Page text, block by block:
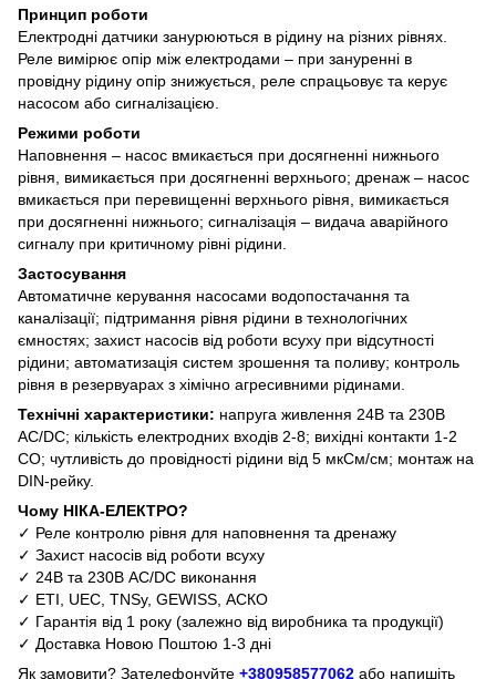
Принцип роботи
Електродні датчики занурюються в рідину на різних рівнях.
Реле вимірює опір між електродами – при зануренні в
провідну рідину опір знижується, реле спрацьовує та керує
насосом або сигналізацією.
Режими роботи
Наповнення – насос вмикається при досягненні нижнього
рівня, вимикається при досягненні верхнього; дренаж – насос
вмикається при перевищенні верхнього рівня, вимикається
при досягненні нижнього; сигналізація – видача аварійного
сигналу при критичному рівні рідини.
Застосування
Автоматичне керування насосами водопостачання та
каналізації; підтримання рівня рідини в технологічних
ємностях; захист насосів від роботи всуху при відсутності
рідини; автоматизація систем зрошення та поливу; контроль
рівня в резервуарах з хімічно агресивними рідинами.
Технічні характеристики: напруга живлення 24В та 230В
AC/DC; кількість електродних входів 2-8; вихідні контакти 1-2
CO; чутливість до провідності рідини від 5 мкСм/см; монтаж на
DIN-рейку.
Чому НІКА-ЕЛЕКТРО?
✓ Реле контролю рівня для наповнення та дренажу
✓ Захист насосів від роботи всуху
✓ 24В та 230В AC/DC виконання
✓ ETI, UEC, TNSy, GEWISS, АСКО
✓ Гарантія від 1 року (залежно від виробника та продукції)
✓ Доставка Новою Поштою 1-3 дні
Як замовити? Зателефонуйте +380958577062 або напишіть